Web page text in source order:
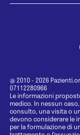
@ 2010 - 2026
07112280966
Le informazioni
medico. In nessun
consulto, una visita o
devono considerare le
per la formulazione di